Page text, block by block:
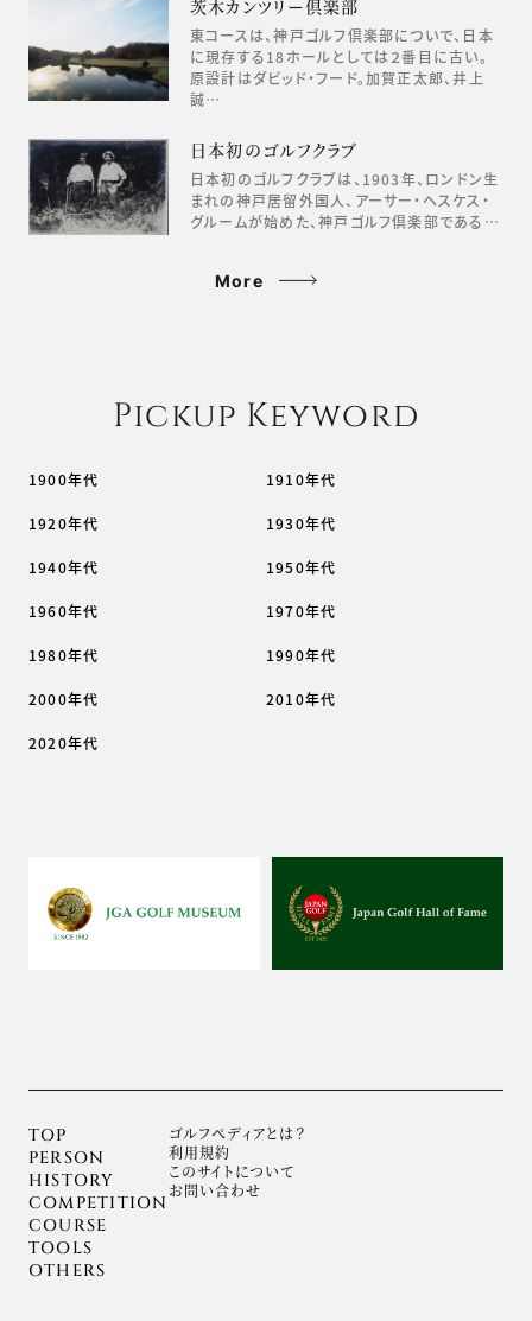
茨木カンツリー倶楽部
東コースは、神戸ゴルフ倶楽部についで、日本
に現存する18ホールとしては２番目に古い。
原設計はダビッド・フード。加賀正太郎、井上
誠…
日本初のゴルフクラブ
日本初のゴルフクラブは、1903年、ロンドン生
まれの神戸居留外国人、アーサー・ヘスケス・
グルームが始めた、神戸ゴルフ倶楽部である…
More
Pickup Keyword
1900年代 1910年代
1920年代 1930年代
1940年代 1950年代
1960年代 1970年代
1980年代 1990年代
2000年代 2010年代
2020年代
TOP
PERSON
HISTORY
COMPETITION
COURSE
TOOLS
OTHERS
ゴルフぺディアとは？
利用規約
このサイトについて
お問い合わせ